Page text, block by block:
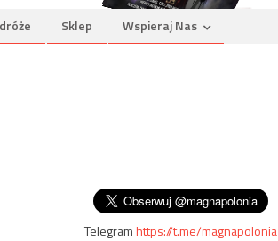
Sklep Wspieraj Nas
Telegramhttps://t.me/magnapolonia